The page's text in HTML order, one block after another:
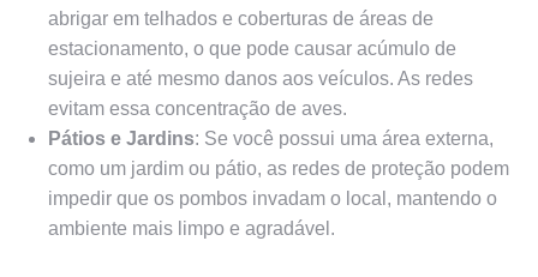
abrigar em telhados e coberturas de áreas de
estacionamento, o que pode causar acúmulo de
sujeira e até mesmo danos aos veículos. As redes
evitam essa concentração de aves.
Pátios e Jardins: Se você possui uma área externa,
como um jardim ou pátio, as redes de proteção podem
impedir que os pombos invadam o local, mantendo o
ambiente mais limpo e agradável.